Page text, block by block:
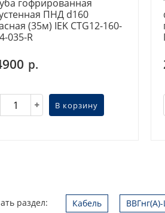
гофрированная
ПНД d160
(35м) IEK CTG12-160-
035-R
р.
В корзину
раздел: Кабель ВВГнг(А)-